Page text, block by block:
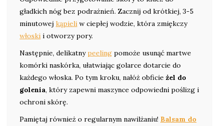
gładkich nóg bez podrażnień. Zacznij od krótkiej, 3-5
minutowej kąpieli w ciepłej wodzie, która zmiękczy
włoski i otworzy pory.
Następnie, delikatnypeeling pomoże usunąć martwe
komórki naskórka, ułatwiając golarce dotarcie do
każdego włoska. Po tym kroku, nałóż obficie żel do
golenia, który zapewni maszynce odpowiedni poślizg i
ochroni skórę.
Pamiętaj również o regularnym nawilżaniu! Balsam do